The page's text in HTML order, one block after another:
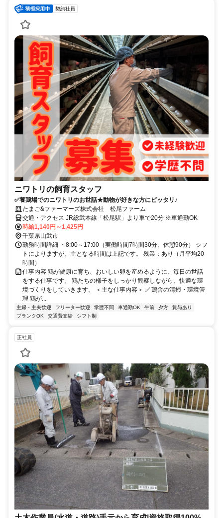
契約社員
ニワトリの飼育スタッフ
✅養鶏場でのニワトリのお世話★動物が好きな方にピッタリ♪
たまご&ファーマーズ株式会社 松尾ファーム
交通・アクセス JR総武本線「松尾駅」より車で20分 ※車通勤OK
時給1,140円～1,425円
千葉県山武市
勤務時間詳細 ・8:00～17:00（実働時間7時間30分、休憩90分） シフ
トによりますが、主となる時間は上記です。 残業：あり（月平均20
時間）
仕事内容 鶏が健康に育ち、おいしい卵を産めるように、毎日の世話
をする仕事です。 鶏たちの様子をしっかり観察しながら、快適な環
境づくりをしていきます。 ＜主な仕事内容＞ ✅ 鶏舎の清掃・環境管
理 鶏が...
主婦・主夫歓迎 フリーター歓迎 学歴不問 車通勤OK 午前 夕方
賞与あり
ブランクOK
交通費支給 シフト制
正社員